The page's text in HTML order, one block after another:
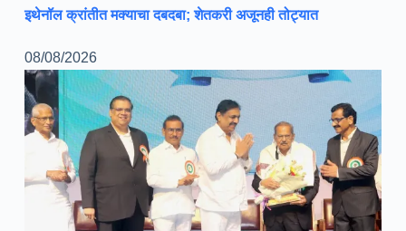
इथेनॉल क्रांतीत मक्याचा दबदबा; शेतकरी अजूनही तोट्यात
08/08/2026